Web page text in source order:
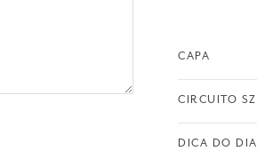
CAPA
CIRCUITO SZ
DICA DO DIA